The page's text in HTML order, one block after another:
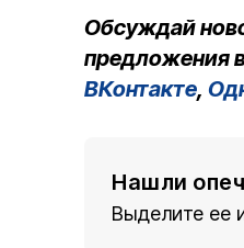
Обсуждай
предложения
ВКонтакте,
Нашли
Выделите ее